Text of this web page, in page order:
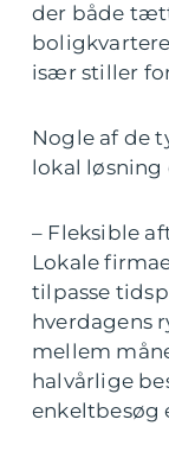
der både
især stiller
Nogle af de
lokal løsning
– Fleksible
Lokale
tilpasse
hverdagens
mellem
halvårlige
enkeltbesøg